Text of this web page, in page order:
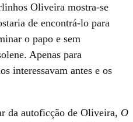
Oliveira mostra-se
de encontrá-lo para
o papo e sem
Apenas para
interessavam antes e os
da autoficção de Oliveira, O